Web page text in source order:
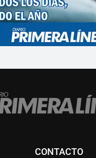
CONTACTO